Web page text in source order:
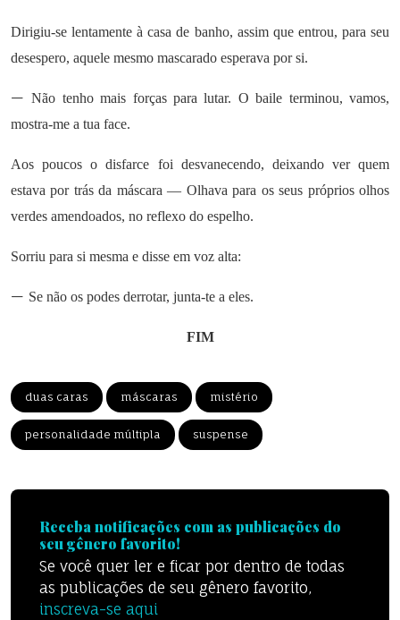
Dirigiu-se lentamente à casa de banho, assim que entrou, para seu
desespero, aquele mesmo mascarado esperava por si.
—Não tenho mais forças para lutar. O baile terminou, vamos,
mostra-me a tua face.
Aos poucos o disfarce foi desvanecendo, deixando ver quem
estava por trás da máscara — Olhava para os seus próprios olhos
verdes amendoados, no reflexo do espelho.
Sorriu para si mesma e disse em voz alta:
— Se não os podes derrotar, junta-te a eles.
FIM
duas caras máscaras mistério
personalidade múltipla suspense
Receba notificações com as publicações do
seu gênero favorito!
Se você quer ler e ficar por dentro de todas
as publicações de seu gênero favorito,
inscreva-se aqui